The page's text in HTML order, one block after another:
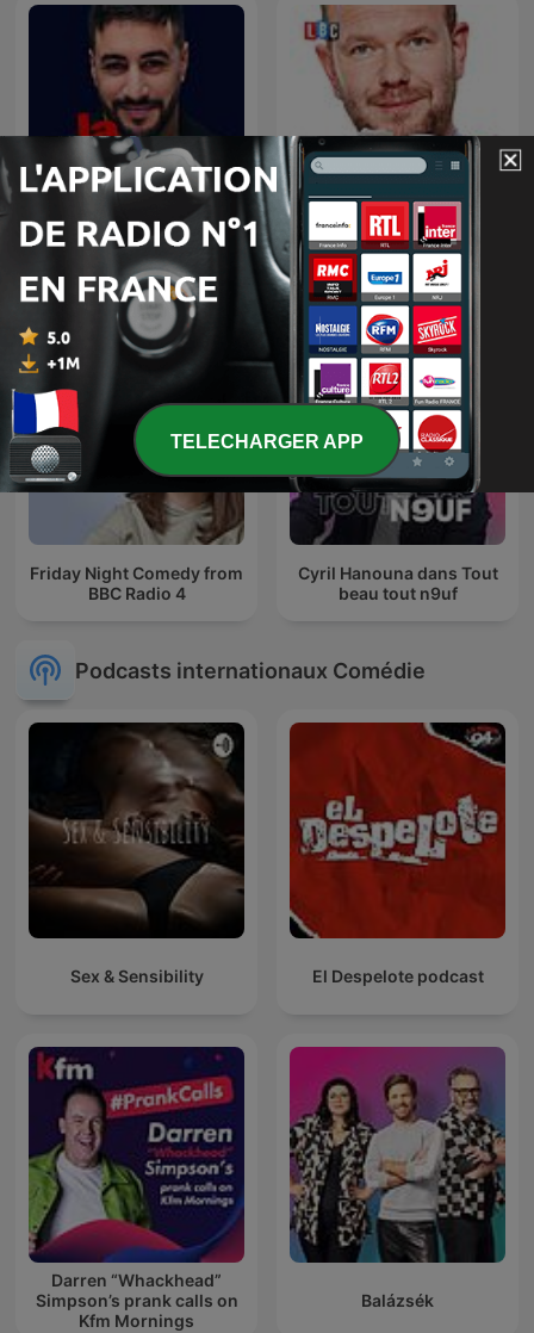
La riposte
James O'Brien's Mystery
Hour
Friday Night Comedy from
BBC Radio 4
Cyril Hanouna dans Tout
beau tout n9uf
Podcasts internationaux Comédie
Sex & Sensibility El Despelote podcast
Darren “Whackhead”
Simpson’s prank calls on
Kfm Mornings
Balázsék
TELECHARGER APP